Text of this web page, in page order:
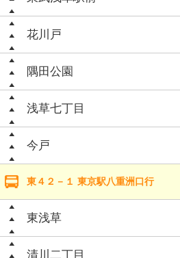
花川戸
隅田公園
浅草七丁目
今戸
東４２－１ 東京駅八重洲口行
東浅草
清川二丁目